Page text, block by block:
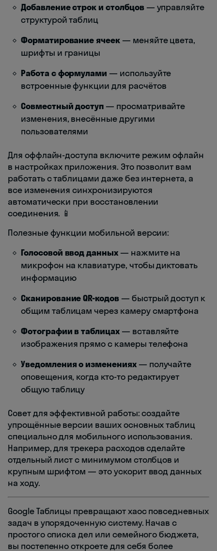
Добавление строк и столбцов— управляйте
структурой таблиц
Форматирование ячеек — меняйте цвета,
шрифты и границы
Работа с формулами — используйте
встроенные функции для расчётов
Совместный доступ — просматривайте
изменения, внесённые другими
пользователями
Для оффлайн-доступа включите режим офлайн
в настройках приложения. Это позволит вам
работать с таблицами даже без интернета, а
все изменения синхронизируются
автоматически при восстановлении
соединения. 📱
Полезные функции мобильной версии:
Голосовой ввод данных— нажмите на
микрофон на клавиатуре, чтобы диктовать
информацию
Сканирование QR-кодов— быстрый доступ к
общим таблицам через камеру смартфона
Фотографии в таблицах— вставляйте
изображения прямо с камеры телефона
Уведомления о изменениях— получайте
оповещения, когда кто-то редактирует
общую таблицу
Совет для эффективной работы: создайте
упрощённые версии ваших основных таблиц
специально для мобильного использования.
Например, для трекера расходов сделайте
отдельный лист с минимумом столбцов и
крупным шрифтом — это ускорит ввод данных
на ходу.
Google Таблицы превращают хаос повседневных
задач в упорядоченную систему. Начав с
простого списка дел или семейного бюджета,
вы постепенно откроете для себя более